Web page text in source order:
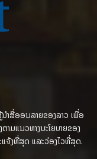
ຳສື່ອອນລາຍຂອງລາວ ເພື່ອ
ມແນວທາງນະໂຍບາຍຂອງ
ຈ້ງທີ່ສຸດ ແລະວ່ອງໄວທີ່ສຸດ.